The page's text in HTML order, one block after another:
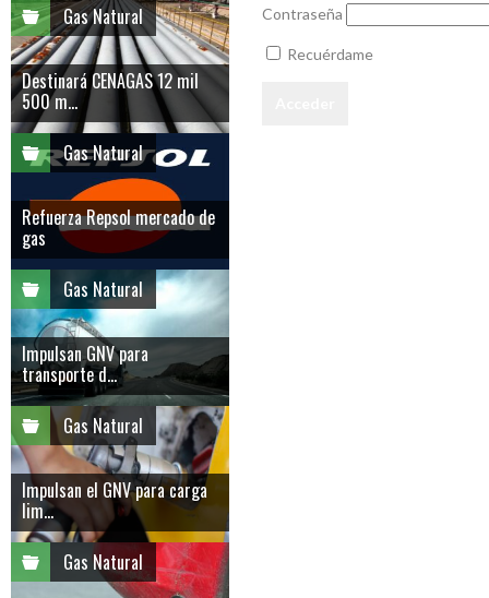
Contraseña
Recuérdame
Gas Natural
Destinará CENAGAS 12 mil
500 m...
Gas Natural
Refuerza Repsol mercado de
gas
Gas Natural
Impulsan GNV para
transporte d...
Gas Natural
Impulsan el GNV para carga
lim...
Gas Natural